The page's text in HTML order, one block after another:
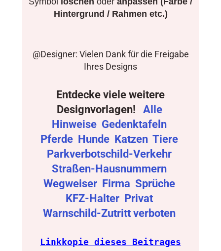
Hintergrund / Rahmen etc.)
@Designer: Vielen Dank für die Freigabe
Ihres Designs
Entdecke viele weitere
Designvorlagen!
Alle
Hinweise Gedenktafeln
Pferde Hunde Katzen Tiere
Parkverbotschild-Verkehr
Straßen-Hausnummern
Wegweiser Firma Sprüche
KFZ-Halter Privat
Warnschild-Zutritt verboten
Linkkopie dieses Beitrages